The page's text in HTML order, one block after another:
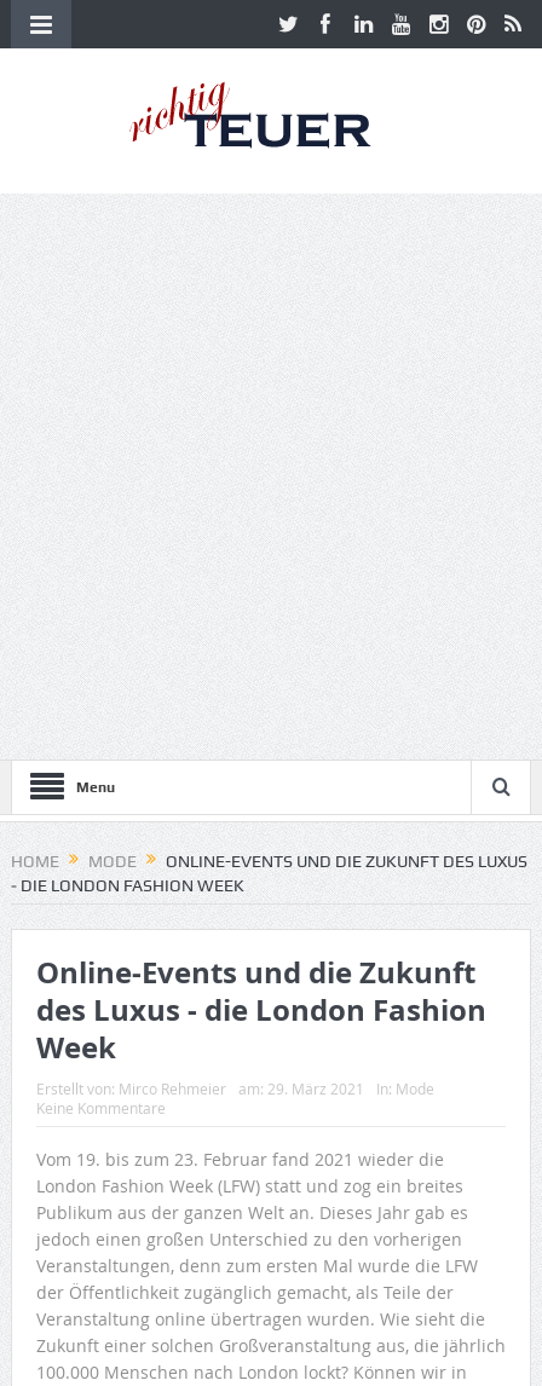
Menu
HOME MODE
ONLINE-EVENTS UND DIE ZUKUNFT DES LUXUS
‒ DIE LONDON FASHION WEEK
Online-Events und die Zukunft
des Luxus ‒ die London Fashion
Week
Erstellt von: Mirco Rehmeier am: 29. März 2021 In: Mode
Keine Kommentare
Vom 19. bis zum 23. Februar fand 2021 wieder die
London Fashion Week (LFW) statt und zog ein breites
Publikum aus der ganzen Welt an. Dieses Jahr gab es
jedoch einen großen Unterschied zu den vorherigen
Veranstaltungen, denn zum ersten Mal wurde die LFW
der Öffentlichkeit zugänglich gemacht, als Teile der
Veranstaltung online übertragen wurden. Wie sieht die
Zukunft einer solchen Großveranstaltung aus, die jährlich
100.000 Menschen nach London lockt? Können wir in